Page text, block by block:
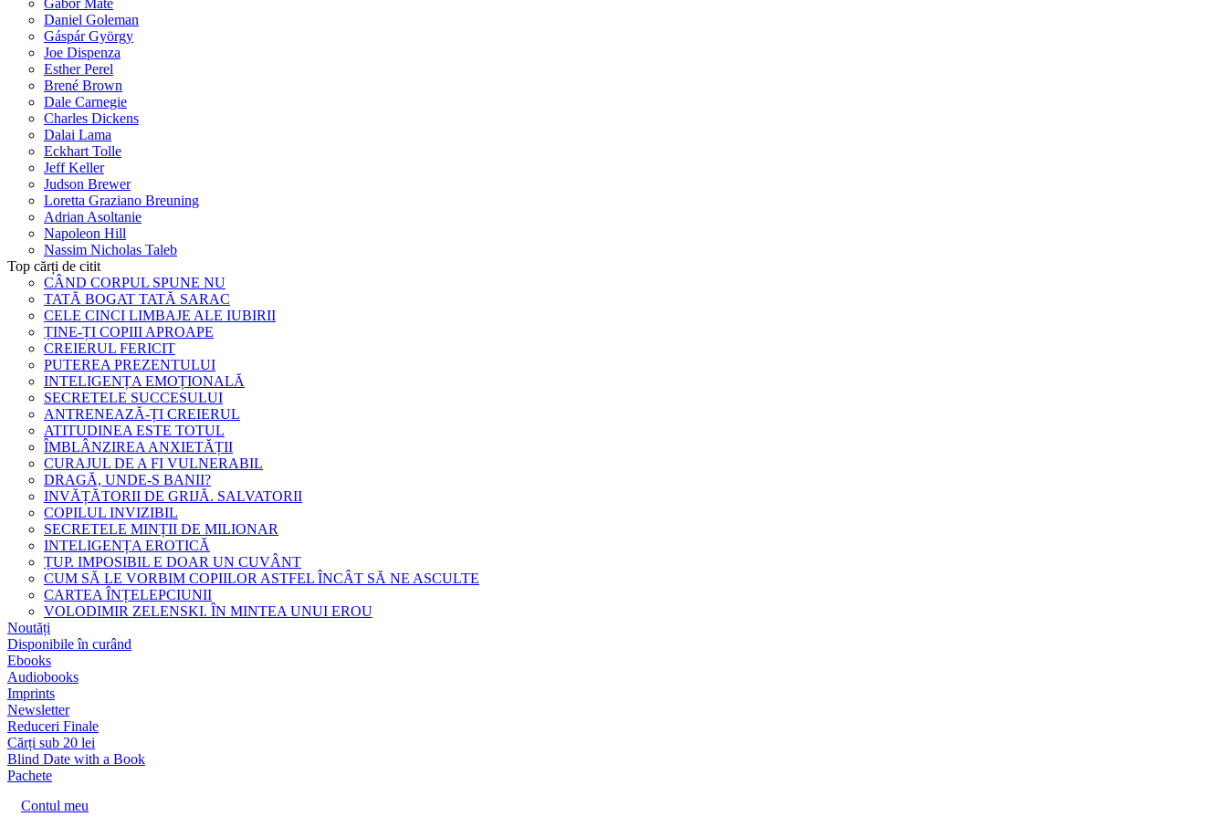
Gabor Maté
Daniel Goleman
Gáspár György
Joe Dispenza
Esther Perel
Brené Brown
Dale Carnegie
Charles Dickens
Dalai Lama
Eckhart Tolle
Jeff Keller
Judson Brewer
Loretta Graziano Breuning
Adrian Asoltanie
Napoleon Hill
Nassim Nicholas Taleb
Top cărți de citit
CÂND CORPUL SPUNE NU
TATĂ BOGAT TATĂ SARAC
CELE CINCI LIMBAJE ALE IUBIRII
ȚINE-ȚI COPIII APROAPE
CREIERUL FERICIT
PUTEREA PREZENTULUI
INTELIGENȚA EMOȚIONALĂ
SECRETELE SUCCESULUI
ANTRENEAZĂ-ȚI CREIERUL
ATITUDINEA ESTE TOTUL
ÎMBLÂNZIREA ANXIETĂȚII
CURAJUL DE A FI VULNERABIL
DRAGĂ, UNDE-S BANII?
INVĂȚĂTORII DE GRIJĂ. SALVATORII
COPILUL INVIZIBIL
SECRETELE MINȚII DE MILIONAR
INTELIGENȚA EROTICĂ
ȚUP. IMPOSIBIL E DOAR UN CUVÂNT
CUM SĂ LE VORBIM COPIILOR ASTFEL ÎNCÂT SĂ NE ASCULTE
CARTEA ÎNȚELEPCIUNII
VOLODIMIR ZELENSKI. ÎN MINTEA UNUI EROU
Noutăți
Disponibile în curând
Ebooks
Audiobooks
Imprints
Newsletter
Reduceri Finale
Cărți sub 20 lei
Blind Date with a Book
Pachete
Contul meu